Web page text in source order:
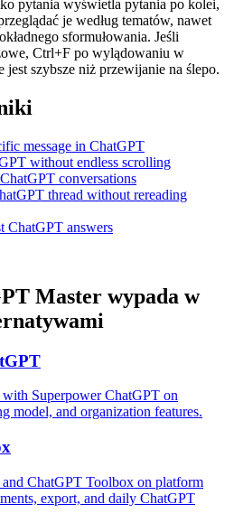
pytania wyświetla pytania po kolei,
je według tematów, nawet
sformułowania. Jeśli
Ctrl+F po wylądowaniu w
jest szybsze niż przewijanie na ślepo.
message in ChatGPT
without endless scrolling
conversations
thread without rereading
ChatGPT answers
Master wypada w
Superpower ChatGPT on
model, and organization features.
ChatGPT Toolbox on platform
export, and daily ChatGPT